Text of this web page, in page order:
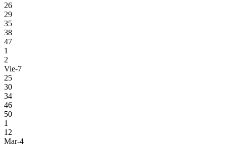
26
29
35
38
47
1
2
Vie-7
25
30
34
46
50
1
12
Mar-4